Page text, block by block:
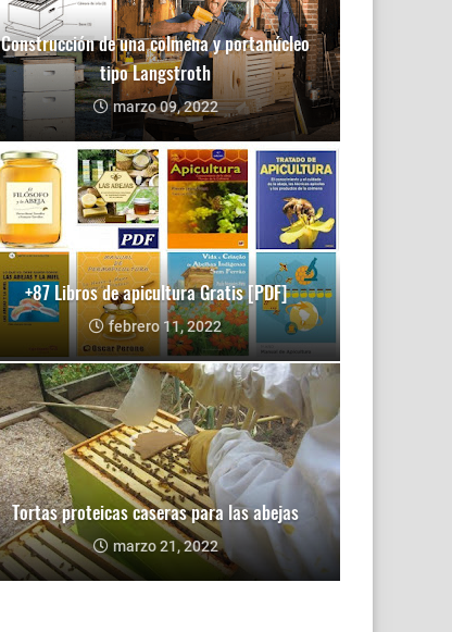
Construcción de una colmena y portanúcleo
tipo Langstroth
marzo 09, 2022
+87 Libros de apicultura Gratis [PDF]
febrero 11, 2022
Tortas proteicas caseras para las abejas
marzo 21, 2022